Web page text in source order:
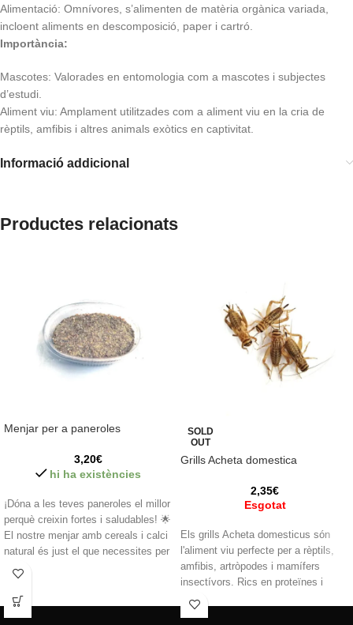
Alimentació: Omnívores, s’alimenten de matèria orgànica variada,
incloent aliments en descomposició, paper i cartró.
Importància:
Mascotes: Valorades en entomologia com a mascotes i subjectes
d’estudi.
Aliment viu: Amplament utilitzades com a aliment viu en la cria de
rèptils, amfibis i altres animals exòtics en captivitat.
Informació addicional
Productes relacionats
Menjar per a paneroles
3,20€
hi ha existències
¡Dóna a les teves paneroles el millor
perquè creixin fortes i saludables! 🌟
El nostre menjar amb cereals i calci
natural és just el que necessites per
mantenir les teves colònies al
criares, l'èxit està a les teves mans!
SOLD
OUT
Grills Acheta domestica
2,35€
Esgotat
Els grills Acheta domesticus són
l'aliment viu perfecte per a rèptils,
amfibis, artròpodes i mamífers
insectívors. Rics en proteïnes i
minerals, estimulen l'instint de caça i